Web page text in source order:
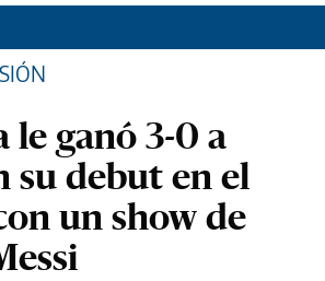
le ganó 3-0 a
su debut en el
un show de